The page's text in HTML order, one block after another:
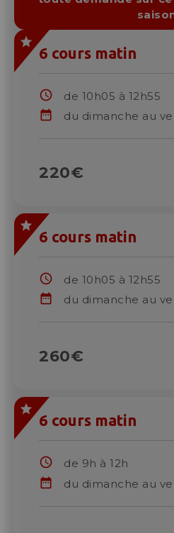
Sorties
6 cours matin
schedule de 10h05 à 12h55
date_range du dimanche au
220€
6 cours matin
schedule de 10h05 à 12h55
date_range du dimanche au
260€
6 cours matin
schedule de 9h à 12h
date_range du dimanche au